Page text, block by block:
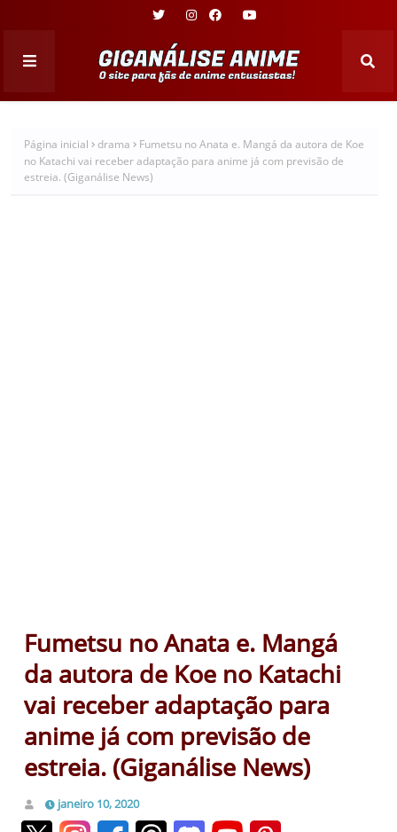
Página inicial drama
Fumetsu no Anata e. Mangá da autora de Koe
no Katachi vai receber adaptação para anime já com previsão de
estreia. (Giganálise News)
Fumetsu no Anata e. Mangá
da autora de Koe no Katachi
vai receber adaptação para
anime já com previsão de
estreia. (Giganálise News)
janeiro 10, 2020